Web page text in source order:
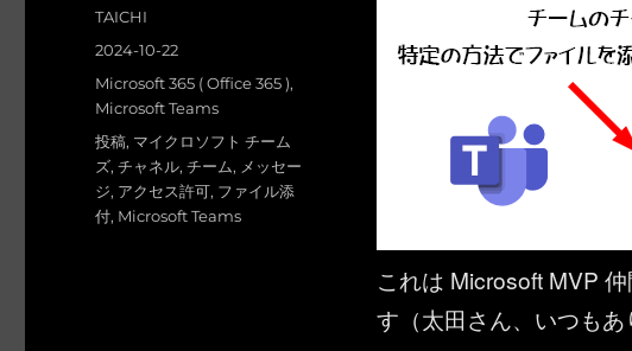
これは Microsoft MVP
す（太田さん、いつもあ
投
稿
TAICHI
投
日:
2024-10-22
カ
テ
ゴ
リ
Microsoft 365 ( Office 365 ),
Microsoft Teams
タ
グ
投稿, マイクロソフト チーム
ズ,チャネル,チーム, メッセー
ジ, アクセス許可, ファイル添
付, Microsoft Teams